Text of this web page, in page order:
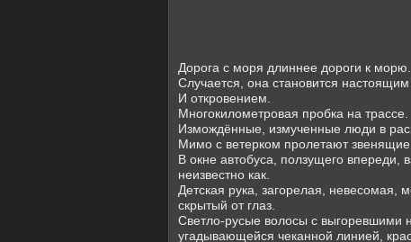
Дорога с моря длиннее дороги к морю.
Случается, она становится
И откровением.
Многокилометровая пробка на трассе.
Измождённые, измученные люди в
Мимо с ветерком пролетают
В окне автобуса, ползущего впереди,
неизвестно как.
Детская рука, загорелая, невесомая,
скрытый от глаз.
Светло-русые волосы с выгоревшими
угадывающейся чеканной линией,